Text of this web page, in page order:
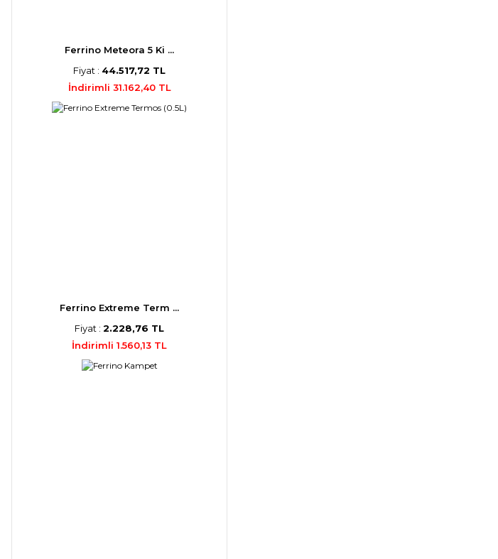
Ferrino Meteora 5 Ki ...
Fiyat : 44.517,72 TL
İndirimli 31.162,40 TL
Ferrino Extreme Term ...
Fiyat : 2.228,76 TL
İndirimli 1.560,13 TL